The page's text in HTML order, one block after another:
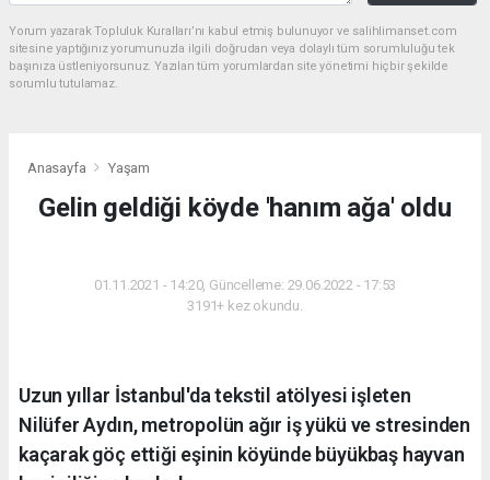
Yorum yazarak Topluluk Kuralları’nı kabul etmiş bulunuyor ve salihlimanset.com
sitesine yaptığınız yorumunuzla ilgili doğrudan veya dolaylı tüm sorumluluğu tek
başınıza üstleniyorsunuz. Yazılan tüm yorumlardan site yönetimi hiçbir şekilde
sorumlu tutulamaz.
Anasayfa Yaşam
Gelin geldiği köyde 'hanım ağa' oldu
01.11.2021 - 14:20, Güncelleme: 29.06.2022 - 17:53
3191+ kez okundu.
Uzun yıllar İstanbul'da tekstil atölyesi işleten
Nilüfer Aydın, metropolün ağır iş yükü ve stresinden
kaçarak göç ettiği eşinin köyünde büyükbaş hayvan